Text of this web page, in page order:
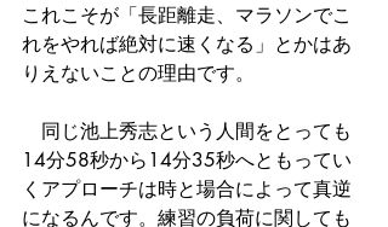
これこそが「長距離走、マラソンでこ
れをやれば絶対に速くなる」とかはあ
りえないことの理由です。
同じ池上秀志という人間をとっても
14分58秒から14分35秒へともってい
くアプローチは時と場合によって真逆
になるんです。練習の負荷に関しても